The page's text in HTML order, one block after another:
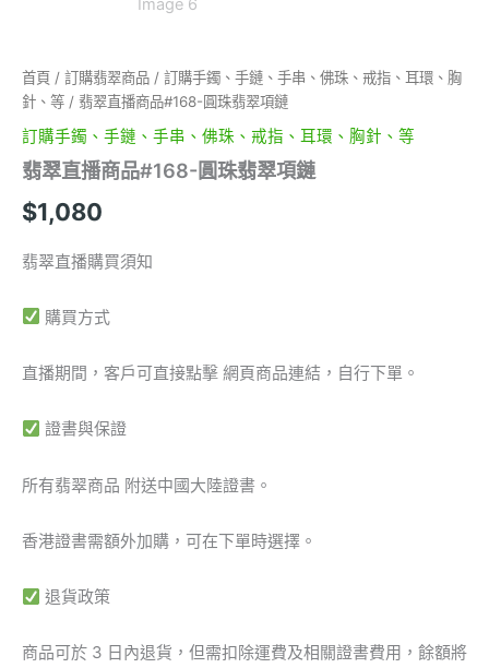
首頁 / 訂購翡翠商品 / 訂購手鐲、手鏈、手串、佛珠、戒指、耳環、胸
針、等 / 翡翠直播商品#168-圓珠翡翠項鏈
訂購手鐲、手鏈、手串、佛珠、戒指、耳環、胸針、等
翡翠直播商品#168-圓珠翡翠項鏈
$1,080
翡翠直播購買須知
購買方式
直播期間，客戶可直接點擊 網頁商品連結，自行下單。
證書與保證
所有翡翠商品 附送中國大陸證書。
香港證書需額外加購，可在下單時選擇。
退貨政策
商品可於 3 日內退貨，但需扣除運費及相關證書費用，餘額將